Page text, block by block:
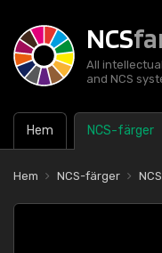
NCS
All
and NCS
Hem NCS-färger
Hem NCS-färger NCS